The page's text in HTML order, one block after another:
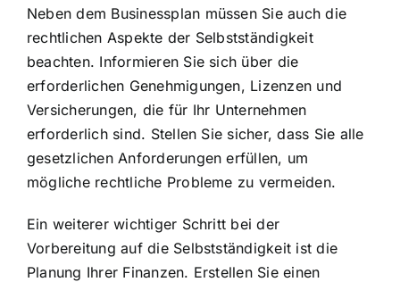
Neben dem Businessplan müssen Sie auch die
rechtlichen Aspekte der Selbstständigkeit
beachten. Informieren Sie sich über die
erforderlichen Genehmigungen, Lizenzen und
Versicherungen, die für Ihr Unternehmen
erforderlich sind. Stellen Sie sicher, dass Sie alle
gesetzlichen Anforderungen erfüllen, um
mögliche rechtliche Probleme zu vermeiden.
Ein weiterer wichtiger Schritt bei der
Vorbereitung auf die Selbstständigkeit ist die
Planung Ihrer Finanzen. Erstellen Sie einen